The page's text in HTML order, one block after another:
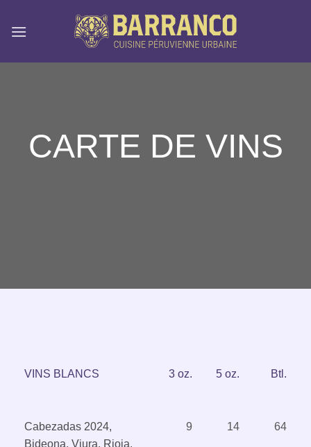
CARTE DE VINS
VINS BLANCS 3 oz. 5 oz. Btl.
Cabezadas 2024,
Bideona, Viura, Rioja,
9 14 64